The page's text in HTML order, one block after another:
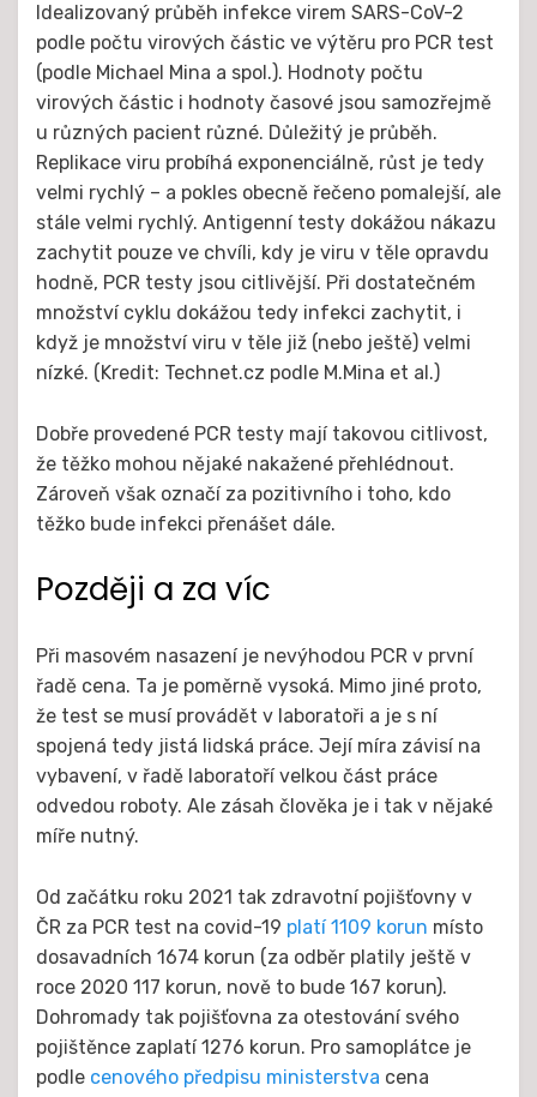
Idealizovaný průběh infekce virem SARS-CoV-2
podle počtu virových částic ve výtěru pro PCR test
(podle Michael Mina a spol.). Hodnoty počtu
virových částic i hodnoty časové jsou samozřejmě
u různých pacient různé. Důležitý je průběh.
Replikace viru probíhá exponenciálně, růst je tedy
velmi rychlý – a pokles obecně řečeno pomalejší, ale
stále velmi rychlý. Antigenní testy dokážou nákazu
zachytit pouze ve chvíli, kdy je viru v těle opravdu
hodně, PCR testy jsou citlivější. Při dostatečném
množství cyklu dokážou tedy infekci zachytit, i
když je množství viru v těle již (nebo ještě) velmi
nízké. (Kredit: Technet.cz podle M.Mina et al.)
Dobře provedené PCR testy mají takovou citlivost,
že těžko mohou nějaké nakažené přehlédnout.
Zároveň však označí za pozitivního i toho, kdo
těžko bude infekci přenášet dále.
Později a za víc
Při masovém nasazení je nevýhodou PCR v první
řadě cena. Ta je poměrně vysoká. Mimo jiné proto,
že test se musí provádět v laboratoři a je s ní
spojená tedy jistá lidská práce. Její míra závisí na
vybavení, v řadě laboratoří velkou část práce
odvedou roboty. Ale zásah člověka je i tak v nějaké
míře nutný.
Od začátku roku 2021 tak zdravotní pojišťovny v
ČR za PCR test na covid-19 platí 1109 korun místo
dosavadních 1674 korun (za odběr platily ještě v
roce 2020 117 korun, nově to bude 167 korun).
Dohromady tak pojišťovna za otestování svého
pojištěnce zaplatí 1276 korun. Pro samoplátce je
podle cenového předpisu ministerstva cena